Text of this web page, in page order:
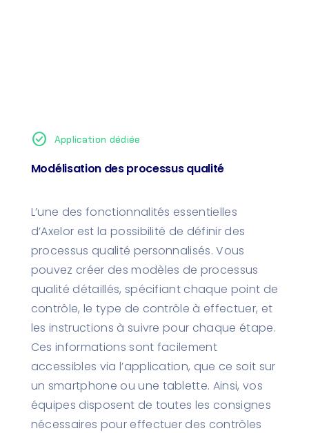
check_circle Application dédiée
Modélisation des processus qualité
L’une des fonctionnalités essentielles
d’Axelor est la possibilité de définir des
processus qualité personnalisés. Vous
pouvez créer des modèles de processus
qualité détaillés, spécifiant chaque point de
contrôle, le type de contrôle à effectuer, et
les instructions à suivre pour chaque étape.
Ces informations sont facilement
accessibles via l’application, que ce soit sur
un smartphone ou une tablette. Ainsi, vos
équipes disposent de toutes les consignes
nécessaires pour effectuer des contrôles